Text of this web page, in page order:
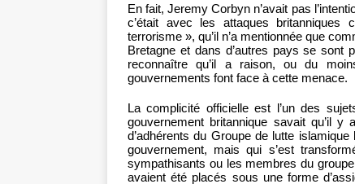
En fait, Jeremy Corbyn n’avait pas
c’était avec les attaques
terrorisme », qu’il n’a mentionnée que
Bretagne et dans d’autres pays se sont
reconnaître qu’il a raison, ou du
gouvernements font face à cette menace.
La complicité officielle est l’un des
gouvernement britannique savait qu’il
d’adhérents du Groupe de lutte
gouvernement, mais qui s’est
sympathisants ou les membres du
avaient été placés sous une forme